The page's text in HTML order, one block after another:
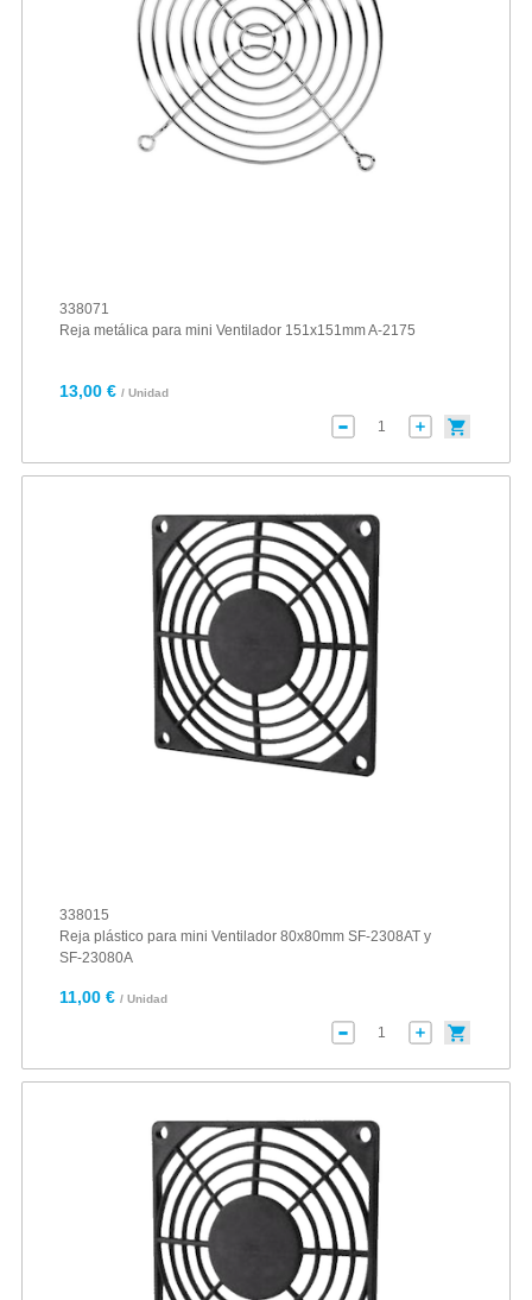
338071
Reja metálica para mini Ventilador 151x151mm A-2175
13,00 € / Unidad
338015
Reja plástico para mini Ventilador 80x80mm SF-2308AT y
SF-23080A
11,00 € / Unidad